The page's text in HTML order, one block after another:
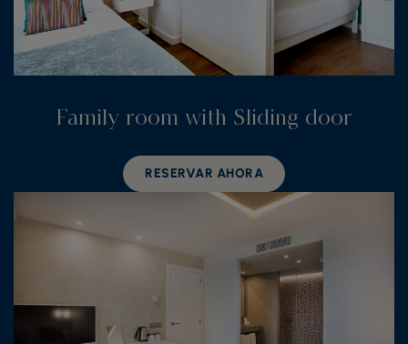
Family room with Sliding door
RESERVAR AHORA